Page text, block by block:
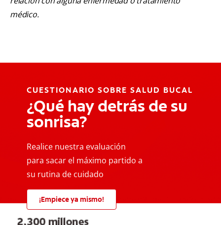
médico.
CUESTIONARIO SOBRE SALUD BUCAL
¿Qué hay detrás de su
sonrisa?
Realice nuestra evaluación
para sacar el máximo partido a
su rutina de cuidado
¡Empiece ya mismo!